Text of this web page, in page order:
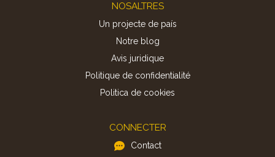
NOSALTRES
Un projecte de país
Notre blog
Avis juridique
Politique de confidentialité
Politica de cookies
CONNECTER
Contact